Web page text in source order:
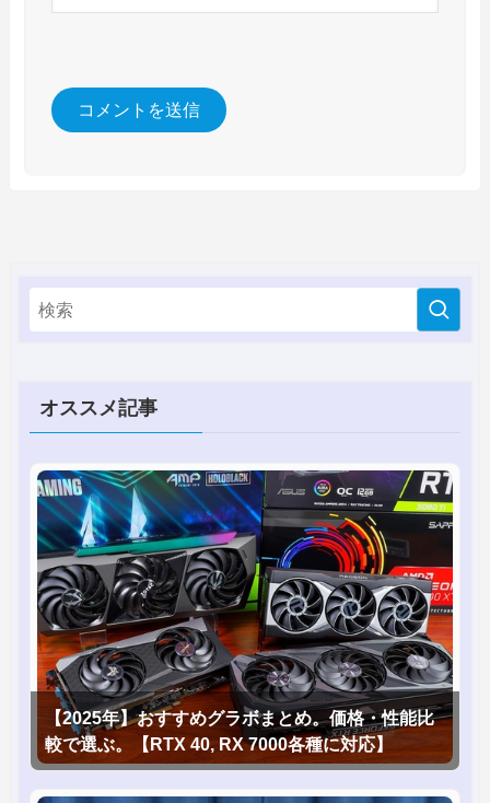
オススメ記事
【2025年】おすすめグラボまとめ。価格・性能比
較で選ぶ。【RTX 40, RX 7000各種に対応】